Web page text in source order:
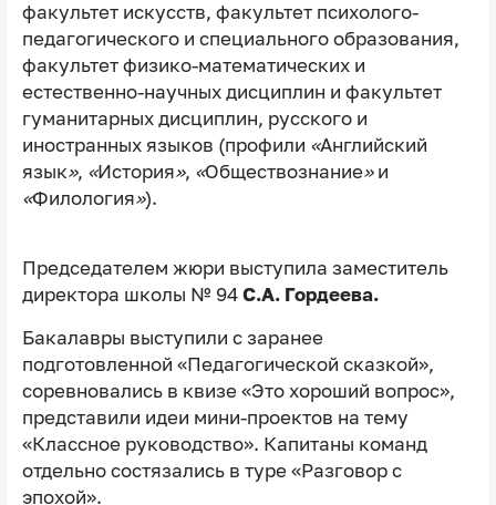
факультет искусств, факультет психолого-
педагогического и специального образования,
факультет физико-математических и
естественно-научных дисциплин и факультет
гуманитарных дисциплин, русского и
иностранных языков (профили «Английский
язык», «История», «Обществознание»и
«Филология»).
Председателем жюри выступила заместитель
директора школы № 94 С.А. Гордеева.
Бакалавры выступили с заранее
подготовленной «Педагогической сказкой»,
соревновались в квизе «Это хороший вопрос»,
представили идеи мини-проектов на тему
«Классное руководство». Капитаны команд
отдельно состязались в туре «Разговор с
эпохой».